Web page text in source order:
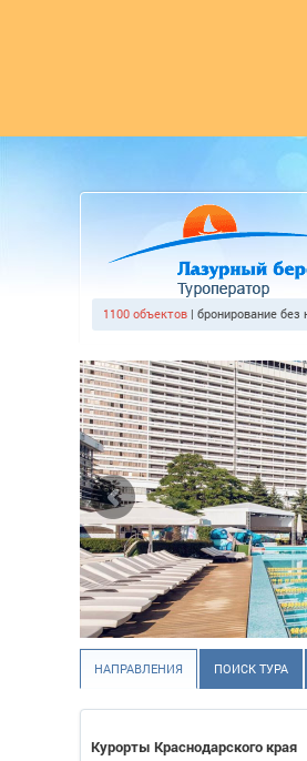
1100 объектов | бронирование
НАПРАВЛЕНИЯ ПОИСК ТУРА
Курорты Краснодарского края